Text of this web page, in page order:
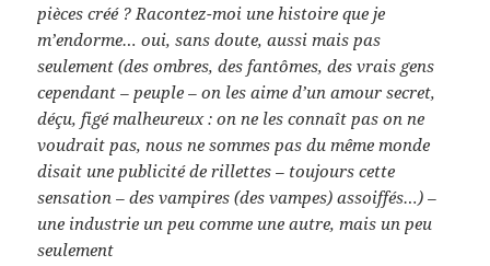
pièces créé ? Racontez-moi une histoire que je
m’endorme… oui, sans doute, aussi mais pas
seulement (des ombres, des fantômes, des vrais gens
cependant – peuple – on les aime d’un amour secret,
déçu, figé malheureux : on ne les connaît pas on ne
voudrait pas, nous ne sommes pas du même monde
disait une publicité de rillettes – toujours cette
sensation – des vampires (des vampes) assoiffés…) –
une industrie un peu comme une autre, mais un peu
seulement